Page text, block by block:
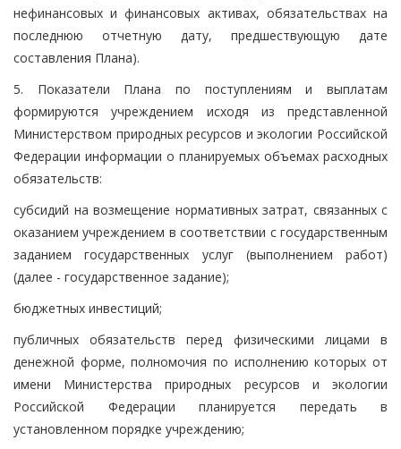
нефинансовых и финансовых активах, обязательствах на
последнюю отчетную дату, предшествующую дате
составления Плана).
5. Показатели Плана по поступлениям и выплатам
формируются учреждением исходя из представленной
Министерством природных ресурсов и экологии Российской
Федерации информации о планируемых объемах расходных
обязательств:
субсидий на возмещение нормативных затрат, связанных с
оказанием учреждением в соответствии с государственным
заданием государственных услуг (выполнением работ)
(далее - государственное задание);
бюджетных инвестиций;
публичных обязательств перед физическими лицами в
денежной форме, полномочия по исполнению которых от
имени Министерства природных ресурсов и экологии
Российской Федерации планируется передать в
установленном порядке учреждению;